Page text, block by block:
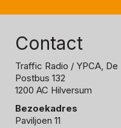
Contact
Traffic Radio / YPCA,
Postbus 132
1200 AC Hilversum
Bezoekadres
Paviljoen 11